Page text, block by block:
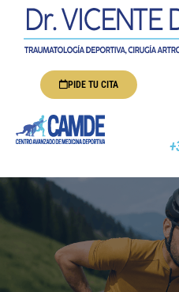
PIDE TU CITA